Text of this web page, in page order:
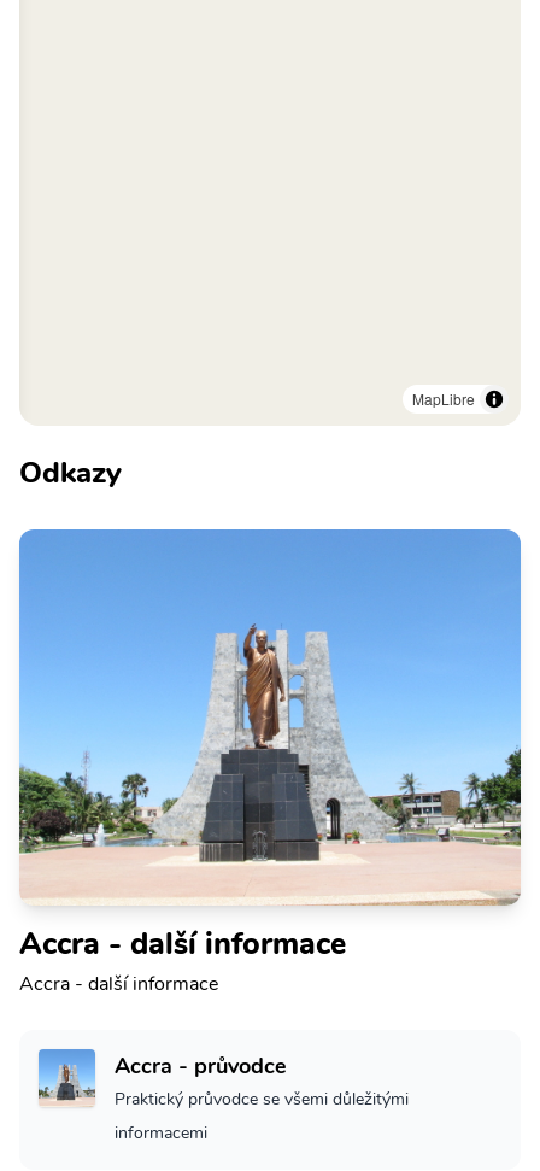
MapLibre
Odkazy
Accra - další informace
Accra - další informace
Accra - průvodce
Praktický průvodce se všemi důležitými
informacemi